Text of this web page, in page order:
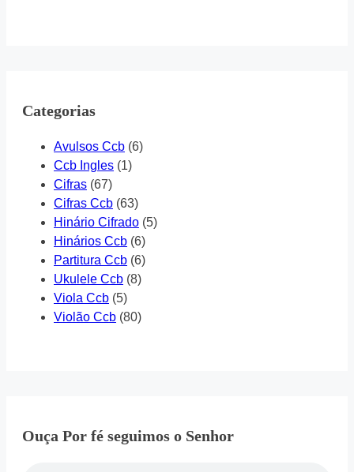
Categorias
Avulsos Ccb (6)
Ccb Ingles (1)
Cifras (67)
Cifras Ccb (63)
Hinário Cifrado (5)
Hinários Ccb (6)
Partitura Ccb (6)
Ukulele Ccb (8)
Viola Ccb (5)
Violão Ccb (80)
Ouça Por fé seguimos o Senhor